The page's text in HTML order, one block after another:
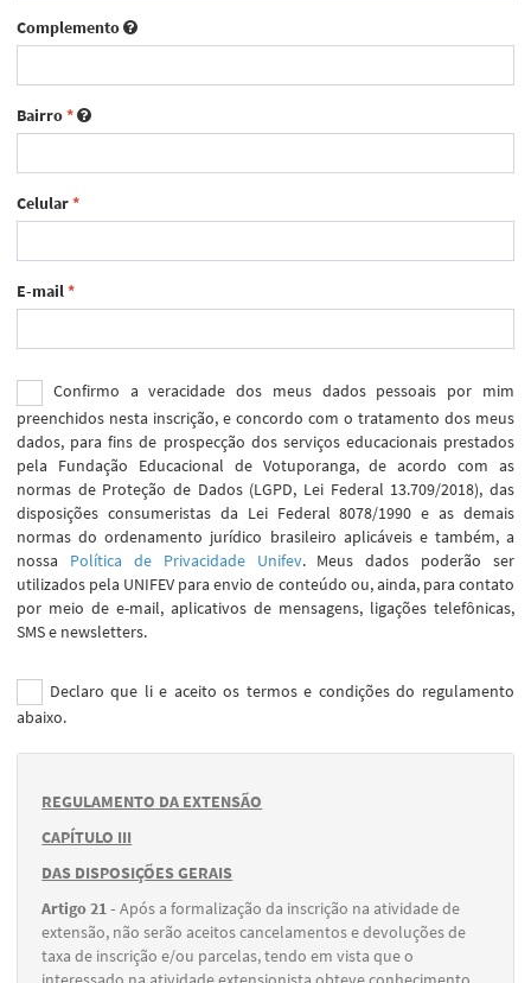
Complemento
Bairro*
Celular*
E-mail*
Confirmo a veracidade dos meus dados pessoais por mim
preenchidos nesta inscrição, e concordo com o tratamento dos meus
dados, para fins de prospecção dos serviços educacionais prestados
pela Fundação Educacional de Votuporanga, de acordo com as
normas de Proteção de Dados (LGPD, Lei Federal 13.709/2018), das
disposições consumeristas da Lei Federal 8078/1990 e as demais
normas do ordenamento jurídico brasileiro aplicáveis e também, a
nossa Política de Privacidade Unifev. Meus dados poderão ser
utilizados pela UNIFEV para envio de conteúdo ou, ainda, para contato
por meio de e-mail, aplicativos de mensagens, ligações telefônicas,
SMS e newsletters.
Declaro que li e aceito os termos e condições do regulamento
abaixo.
REGULAMENTO DA EXTENSÃO
CAPÍTULO III
DAS DISPOSIÇÕES GERAIS
Artigo 21 -Após a formalização da inscrição na atividade de
extensão, não serão aceitos cancelamentos e devoluções de
taxa de inscrição e/ou parcelas, tendo em vista que o